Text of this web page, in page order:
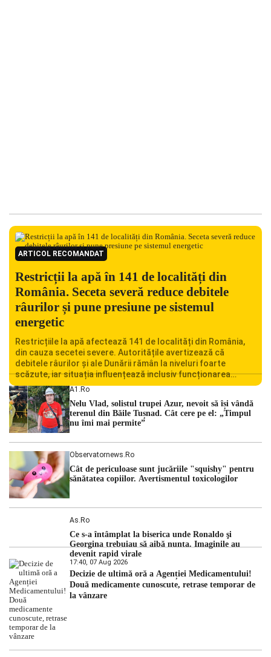
ARTICOL RECOMANDAT
Restricții la apă în 141 de localități din
România. Seceta severă reduce debitele
râurilor și pune presiune pe sistemul
energetic
Restricțiile la apă afectează 141 de localități din România,
din cauza secetei severe. Autoritățile avertizează că
debitele râurilor și ale Dunării rămân la niveluri foarte
scăzute, iar situația influențează inclusiv funcționarea
Centralei Nucleare de la Cernavodă. România se confruntă
cu una dintre cele mai dificile perioade din punct de vedere
hidrologic din ultimii ani. Lipsa […]
A1.ro
Nelu Vlad, solistul trupei Azur, nevoit să își vândă
terenul din Băile Tușnad. Cât cere pe el: „Timpul
nu îmi mai permite”
Observatornews.ro
Cât de periculoase sunt jucăriile "squishy" pentru
sănătatea copiilor. Avertismentul toxicologilor
As.ro
Ce s-a întâmplat la biserica unde Ronaldo şi
Georgina trebuiau să aibă nunta. Imaginile au
devenit rapid virale
17:40, 07 Aug 2026
Decizie de ultimă oră a Agenției Medicamentului!
Două medicamente cunoscute, retrase temporar de
la vânzare